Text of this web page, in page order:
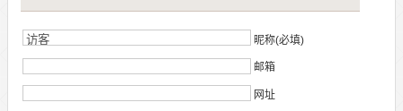
昵称(必填)
邮箱
网址